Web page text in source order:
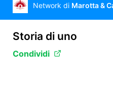
Network di Marotta &
Storia di uno
Condividi